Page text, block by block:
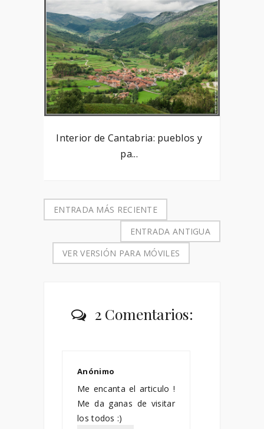
Interior de Cantabria: pueblos y
pa...
ENTRADA MÁS RECIENTE
ENTRADA ANTIGUA
VER VERSIÓN PARA MÓVILES
2 Comentarios:
Anónimo
Me encanta el articulo !
Me da ganas de visitar
los todos :)